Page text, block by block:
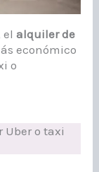
elalquiler de
económico
o
Uber o taxi